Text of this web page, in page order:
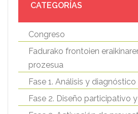
CATEGORÍAS
Congreso
Fadurako frontoien
prozesua
Fase 1. Análisis y diagnóstico
Fase 2. Diseño participativo